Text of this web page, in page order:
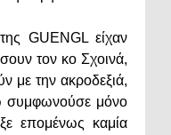
GUENGL είχαν
τον κο Σχοινά,
με την ακροδεξιά,
συμφωνούσε μόνο
επομένως καμία